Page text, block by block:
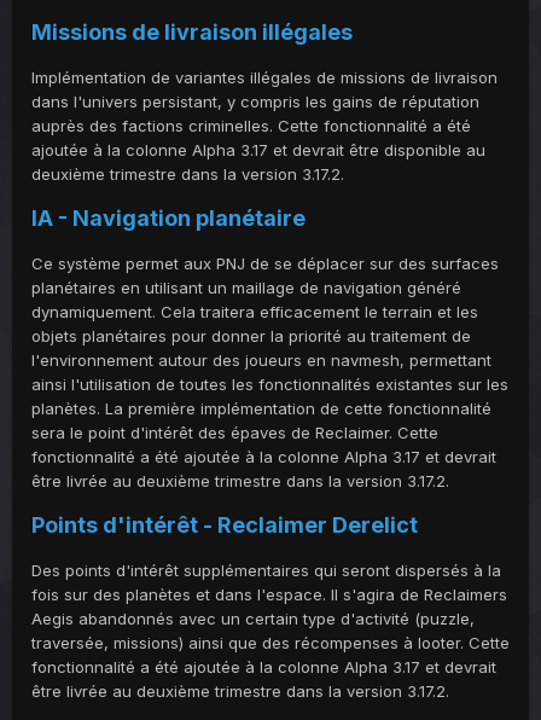
Missions de livraison illégales
Implémentation de variantes illégales de missions de livraison
dans l'univers persistant, y compris les gains de réputation
auprès des factions criminelles. Cette fonctionnalité a été
ajoutée à la colonne Alpha 3.17 et devrait être disponible au
deuxième trimestre dans la version 3.17.2.
IA - Navigation planétaire
Ce système permet aux PNJ de se déplacer sur des surfaces
planétaires en utilisant un maillage de navigation généré
dynamiquement. Cela traitera efficacement le terrain et les
objets planétaires pour donner la priorité au traitement de
l'environnement autour des joueurs en navmesh, permettant
ainsi l'utilisation de toutes les fonctionnalités existantes sur les
planètes. La première implémentation de cette fonctionnalité
sera le point d'intérêt des épaves de Reclaimer. Cette
fonctionnalité a été ajoutée à la colonne Alpha 3.17 et devrait
être livrée au deuxième trimestre dans la version 3.17.2.
Points d'intérêt - Reclaimer Derelict
Des points d'intérêt supplémentaires qui seront dispersés à la
fois sur des planètes et dans l'espace. Il s'agira de Reclaimers
Aegis abandonnés avec un certain type d'activité (puzzle,
traversée, missions) ainsi que des récompenses à looter. Cette
fonctionnalité a été ajoutée à la colonne Alpha 3.17 et devrait
être livrée au deuxième trimestre dans la version 3.17.2.